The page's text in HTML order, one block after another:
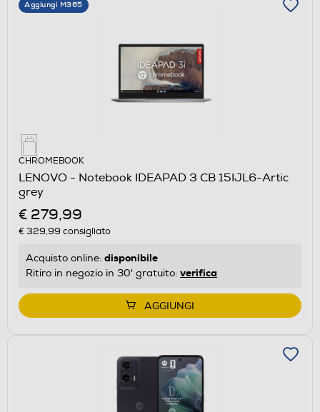
Aggiungi M365
CHROMEBOOK
LENOVO - Notebook IDEAPAD 3 CB 15IJL6-Artic
grey
€ 279,99
€ 329,99 consigliato
Acquisto online: disponibile
Ritiro in negozio in 30' gratuito: verifica
AGGIUNGI